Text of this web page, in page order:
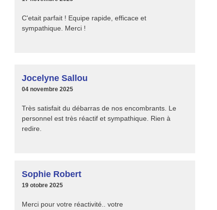
C'etait parfait ! Equipe rapide, efficace et
sympathique. Merci !
Jocelyne Sallou
04 novembre 2025
Très satisfait du débarras de nos encombrants. Le
personnel est très réactif et sympathique. Rien à
redire.
Sophie Robert
19 otobre 2025
Merci pour votre réactivité.. votre